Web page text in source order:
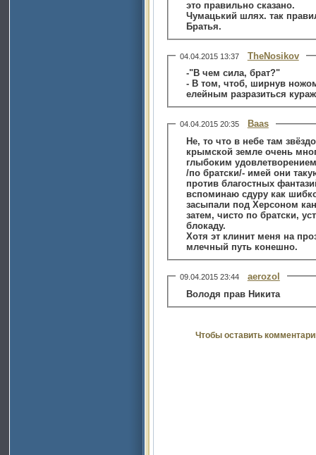
это правильно сказано.
Чумацький шлях. так
Братья.
04.04.2015 13:37
TheNosikov
-"В чем сила, брат?"
- В том, чтоб, ширнув
елейным разразиться
04.04.2015 20:35
Baas
Не, то что в небе там
крымской земле очень
глыбоким
/по братски/- имей они
против благостных
вспоминаю сдуру как
засыпали под Херсоном
затем, чисто по братски,
блокаду.
Хотя эт клинит меня на
млечный путь конешно.
09.04.2015 23:44
aerozol
Володя прав Никита
Чтобы оставить